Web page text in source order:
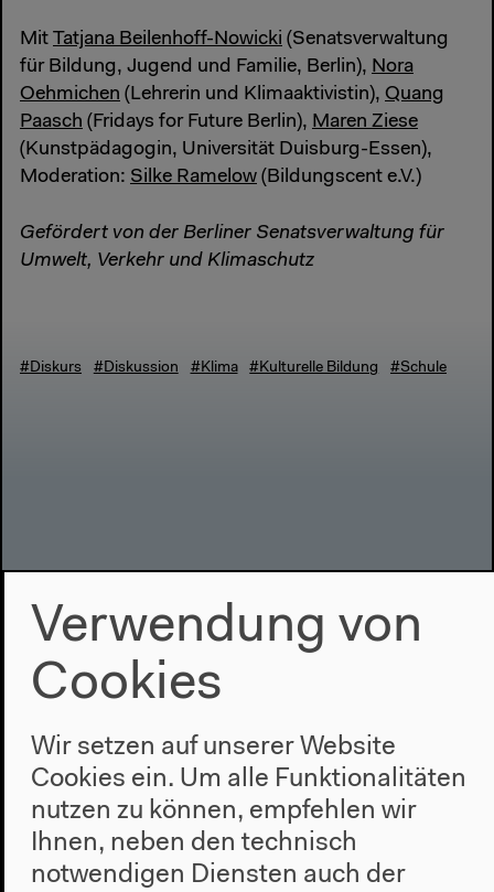
Mit Tatjana Beilenhoff-Nowicki (Senatsverwaltung
für Bildung, Jugend und Familie, Berlin), Nora
Oehmichen (Lehrerin und Klimaaktivistin), Quang
Paasch (Fridays for Future Berlin), Maren Ziese
(Kunstpädagogin, Universität Duisburg-Essen),
Moderation: Silke Ramelow (Bildungscent e.V.)
Gefördert von der Berliner Senatsverwaltung für
Umwelt, Verkehr und Klimaschutz
#Diskurs #Diskussion #Klima #Kulturelle Bildung #Schule
Video – 1:30:24
Schule und Selbstermächtigung in
der Klimakrise
Mit Eva Stein, Corina Conrad-Beck, Tatjana
Beilenhoff-Nowicki, Nora Oehmichen, Quang
Paasch, Maren Ziese, Moderation: Silke Ramelow
Deutsche Originalversion Diskussion, 17.06.2021
Verwendung von
Cookies
Wir setzen auf unserer Website
Cookies ein. Um alle Funktionalitäten
nutzen zu können, empfehlen wir
Ihnen, neben den technisch
notwendigen Diensten auch der